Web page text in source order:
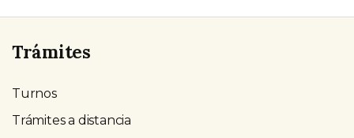
Trámites
Turnos
Trámites a distancia